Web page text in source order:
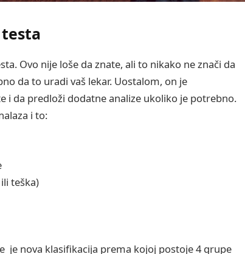
Ovo nije loše da znate, ali to nikako ne znači da
da to uradi vaš lekar. Uostalom, on je
i da predloži dodatne analize ukoliko je potrebno.
i to:
teška)
je nova klasifikacija prema kojoj postoje 4 grupe